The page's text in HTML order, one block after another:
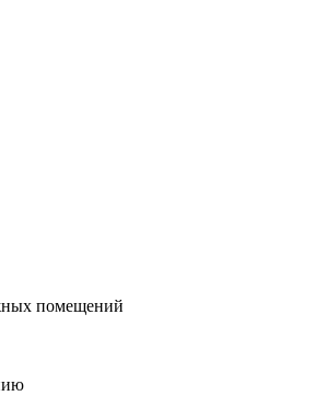
помещений